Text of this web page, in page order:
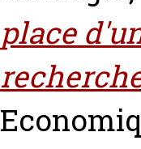
place